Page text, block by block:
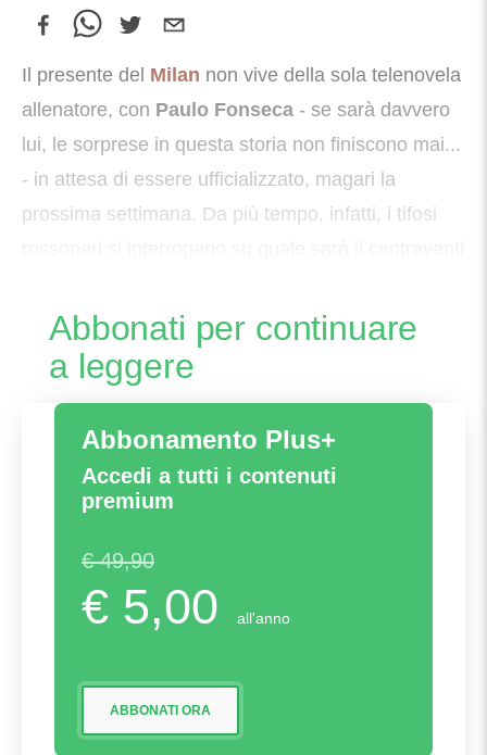
Il presente del Milan non vive della sola telenovela
allenatore, con Paulo Fonseca - se sarà davvero
lui, le sorprese in questa storia non finiscono mai...
- in attesa di essere ufficializzato, magari la
prossima settimana. Da più tempo, infatti, i tifosi
Abbonati per continuare
a leggere
Abbonamento Plus+
Accedi a tutti i contenuti
premium
€ 49,90
€ 5,00 all'anno
ABBONATI ORA